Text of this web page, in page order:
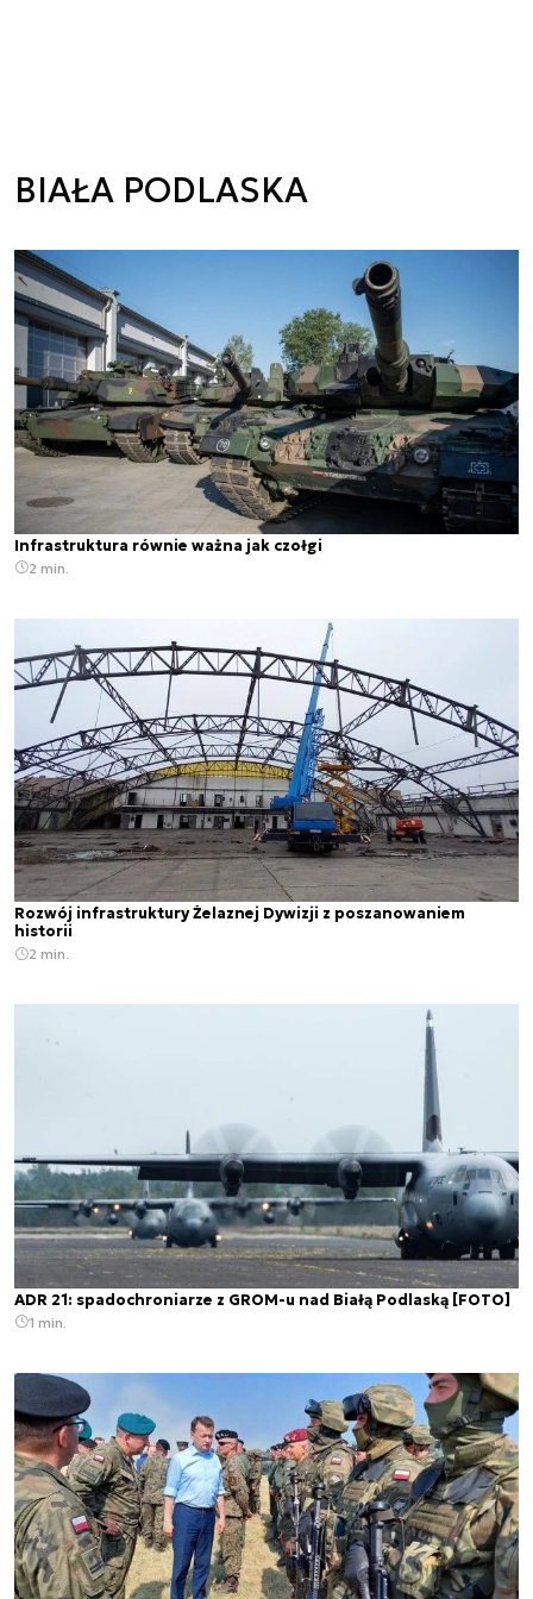
BIAŁA PODLASKA
Infrastruktura równie ważna jak czołgi
2 min.
Rozwój infrastruktury Żelaznej Dywizji z poszanowaniem
historii
2 min.
ADR 21: spadochroniarze z GROM-u nad Białą Podlaską [FOTO]
1 min.